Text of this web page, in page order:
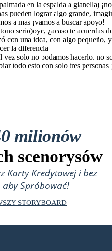
en la espalda a gianella)
pueden lograr algo grande,
a mas ¡vamos a buscar apoyo!
serio)oye, ¿acaso te acuerdas
con una idea, con algo pequeño,
la diferencia
vez solo no podamos hacerlo. no
todo esto con solo tres personas
milionów
scenorysów
Karty Kredytowej i bez
Spróbować!
STORYBOARD